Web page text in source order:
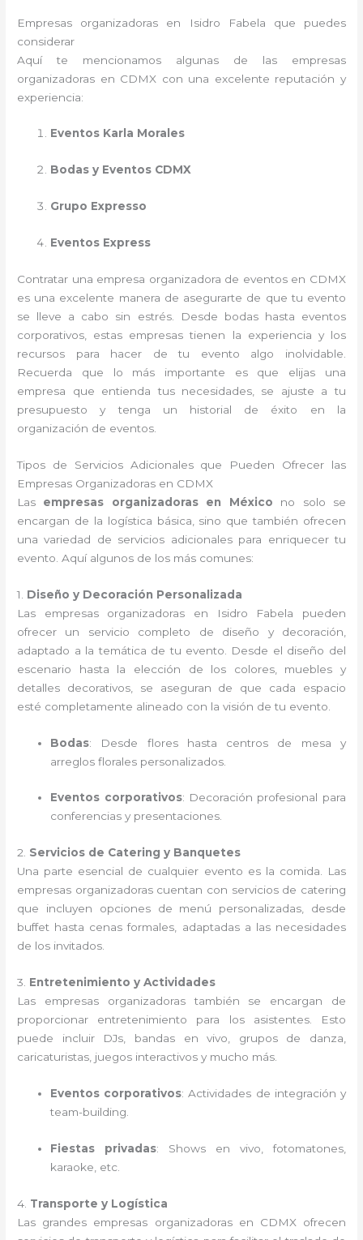
Empresas organizadoras en Isidro Fabela que puedes
considerar
Aquí te mencionamos algunas de las empresas
organizadoras en CDMX con una excelente reputación y
experiencia:
Eventos Karla Morales
Bodas y Eventos CDMX
Grupo Expresso
Eventos Express
Contratar una empresa organizadora de eventos en CDMX
es una excelente manera de asegurarte de que tu evento
se lleve a cabo sin estrés. Desde bodas hasta eventos
corporativos, estas empresas tienen la experiencia y los
recursos para hacer de tu evento algo inolvidable.
Recuerda que lo más importante es que elijas una
empresa que entienda tus necesidades, se ajuste a tu
presupuesto y tenga un historial de éxito en la
organización de eventos.
Tipos de Servicios Adicionales que Pueden Ofrecer las
Empresas Organizadoras en CDMX
Las empresas organizadoras en México no solo se
encargan de la logística básica, sino que también ofrecen
una variedad de servicios adicionales para enriquecer tu
evento. Aquí algunos de los más comunes:
1. Diseño y Decoración Personalizada
Las empresas organizadoras en Isidro Fabela pueden
ofrecer un servicio completo de diseño y decoración,
adaptado a la temática de tu evento. Desde el diseño del
escenario hasta la elección de los colores, muebles y
detalles decorativos, se aseguran de que cada espacio
esté completamente alineado con la visión de tu evento.
Bodas: Desde flores hasta centros de mesa y
arreglos florales personalizados.
Eventos corporativos: Decoración profesional para
conferencias y presentaciones.
2. Servicios de Catering y Banquetes
Una parte esencial de cualquier evento es la comida. Las
empresas organizadoras cuentan con servicios de catering
que incluyen opciones de menú personalizadas, desde
buffet hasta cenas formales, adaptadas a las necesidades
de los invitados.
3. Entretenimiento y Actividades
Las empresas organizadoras también se encargan de
proporcionar entretenimiento para los asistentes. Esto
puede incluir DJs, bandas en vivo, grupos de danza,
caricaturistas, juegos interactivos y mucho más.
Eventos corporativos: Actividades de integración y
team-building.
Fiestas privadas: Shows en vivo, fotomatones,
karaoke, etc.
4. Transporte y Logística
Las grandes empresas organizadoras en CDMX ofrecen